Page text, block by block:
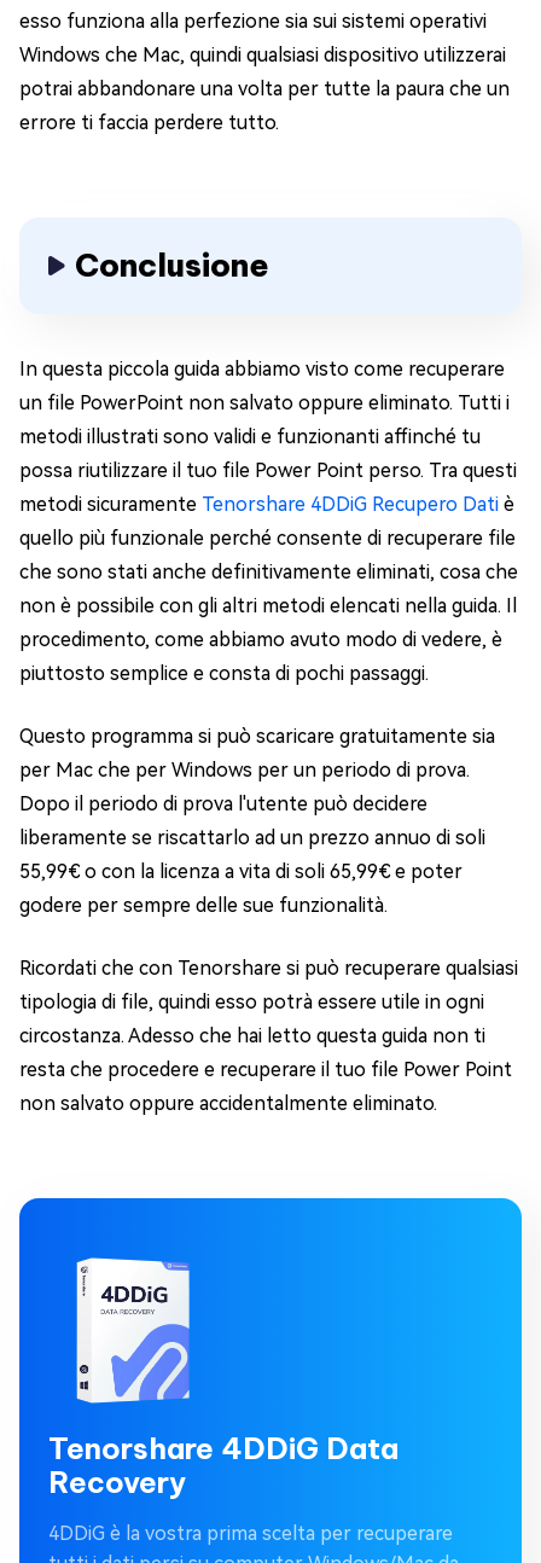
esso funziona alla perfezione sia sui sistemi operativi
Windows che Mac, quindi qualsiasi dispositivo utilizzerai
potrai abbandonare una volta per tutte la paura che un
errore ti faccia perdere tutto.
Conclusione
In questa piccola guida abbiamo visto come recuperare
un file PowerPoint non salvato oppure eliminato. Tutti i
metodi illustrati sono validi e funzionanti affinché tu
possa riutilizzare il tuo file Power Point perso. Tra questi
metodi sicuramente Tenorshare 4DDiG Recupero Dati è
quello più funzionale perché consente di recuperare file
che sono stati anche definitivamente eliminati, cosa che
non è possibile con gli altri metodi elencati nella guida. Il
procedimento, come abbiamo avuto modo di vedere, è
piuttosto semplice e consta di pochi passaggi.
Questo programma si può scaricare gratuitamente sia
per Mac che per Windows per un periodo di prova.
Dopo il periodo di prova l'utente può decidere
liberamente se riscattarlo ad un prezzo annuo di soli
55,99€ o con la licenza a vita di soli 65,99€ e poter
godere per sempre delle sue funzionalità.
Ricordati che con Tenorshare si può recuperare qualsiasi
tipologia di file, quindi esso potrà essere utile in ogni
circostanza. Adesso che hai letto questa guida non ti
resta che procedere e recuperare il tuo file Power Point
non salvato oppure accidentalmente eliminato.
Tenorshare 4DDiG Data
Recovery
4DDiG è la vostra prima scelta per recuperare